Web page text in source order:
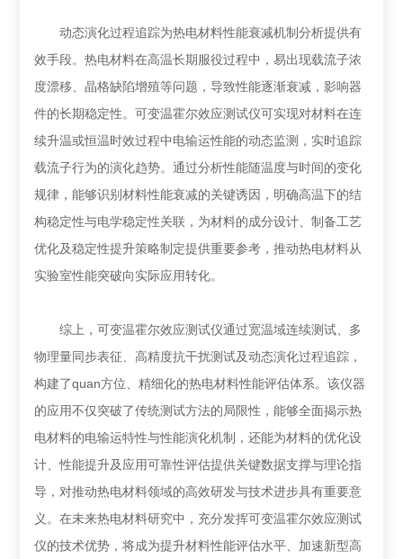
动态演化过程追踪为热电材料性能衰减机制分析提供有
效手段。热电材料在高温长期服役过程中，易出现载流子浓
度漂移、晶格缺陷增殖等问题，导致性能逐渐衰减，影响器
件的长期稳定性。可变温霍尔效应测试仪可实现对材料在连
续升温或恒温时效过程中电输运性能的动态监测，实时追踪
载流子行为的演化趋势。通过分析性能随温度与时间的变化
规律，能够识别材料性能衰减的关键诱因，明确高温下的结
构稳定性与电学稳定性关联，为材料的成分设计、制备工艺
优化及稳定性提升策略制定提供重要参考，推动热电材料从
实验室性能突破向实际应用转化。
综上，可变温霍尔效应测试仪通过宽温域连续测试、多
物理量同步表征、高精度抗干扰测试及动态演化过程追踪，
构建了quan方位、精细化的热电材料性能评估体系。该仪器
的应用不仅突破了传统测试方法的局限性，能够全面揭示热
电材料的电输运特性与性能演化机制，还能为材料的优化设
计、性能提升及应用可靠性评估提供关键数据支撑与理论指
导，对推动热电材料领域的高效研发与技术进步具有重要意
义。在未来热电材料研究中，充分发挥可变温霍尔效应测试
仪的技术优势，将成为提升材料性能评估水平、加速新型高